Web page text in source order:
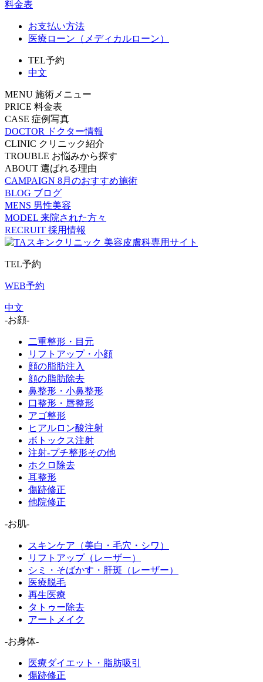
料金表
お支払い方法
医療ローン（メディカルローン）
TEL予約
中文
MENU 施術メニュー
PRICE 料金表
CASE 症例写真
DOCTOR
ドクター情報
CLINIC クリニック紹介
TROUBLE お悩みから探す
ABOUT 選ばれる理由
CAMPAIGN 8月のおすすめ施術
BLOG ブログ
MENS 男性美容
MODEL 来院された方々
RECRUIT 採用情報
TEL予約
WEB予約
中文
-お顔-
二重整形・目元
リフトアップ・小顔
顔の脂肪注入
顔の脂肪除去
鼻整形・小鼻整形
口整形・唇整形
アゴ整形
ヒアルロン酸注射
ボトックス注射
注射-プチ整形その他
ホクロ除去
耳整形
傷跡修正
他院修正
-お肌-
スキンケア（美白・毛穴・シワ）
リフトアップ（レーザー）
シミ・そばかす・肝斑（レーザー）
医療脱毛
再生医療
タトゥー除去
アートメイク
-お身体-
医療ダイエット・脂肪吸引
傷跡修正